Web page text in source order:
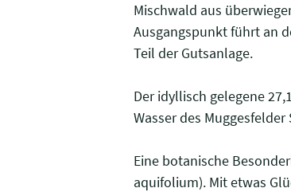
Mischwald aus
Ausgangspunkt führt an
Teil der Gutsanlage.
Der idyllisch gelegene
Wasser des
Eine botanische
aquifolium). Mit etwas